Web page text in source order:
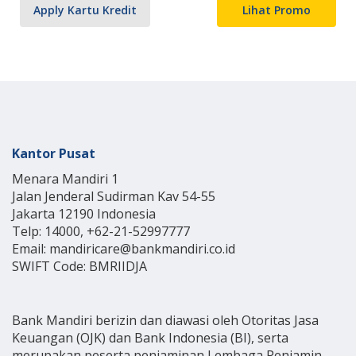
Apply Kartu Kredit Lihat Promo
Kantor Pusat
Menara Mandiri 1
Jalan Jenderal Sudirman Kav 54-55
Jakarta 12190 Indonesia
Telp: 14000, +62-21-52997777
Email: mandiricare@bankmandiri.co.id
SWIFT Code: BMRIIDJA
Bank Mandiri berizin dan diawasi oleh Otoritas Jasa
Keuangan (OJK) dan Bank Indonesia (BI), serta